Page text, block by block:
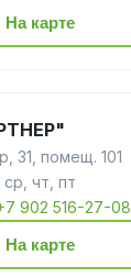
На карте
31, помещ. 101
чт, пт
902 516-27-08
На карте